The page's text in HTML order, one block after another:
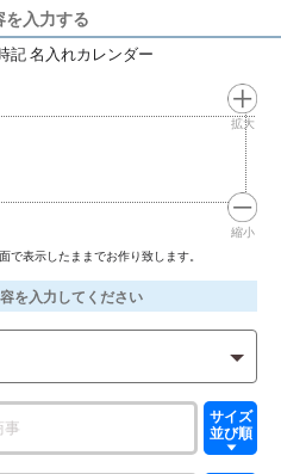
を入力する
記 名入れカレンダー
拡大
縮小
で表示したままでお作り致します。
を入力してください
サイズ
並び順